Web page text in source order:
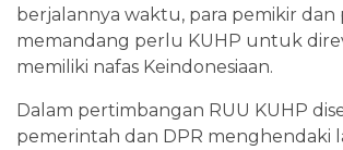
berjalannya waktu, para pemikir
memandang perlu KUHP untuk
memiliki nafas Keindonesiaan.
Dalam pertimbangan RUU KUHP
pemerintah dan DPR menghendaki